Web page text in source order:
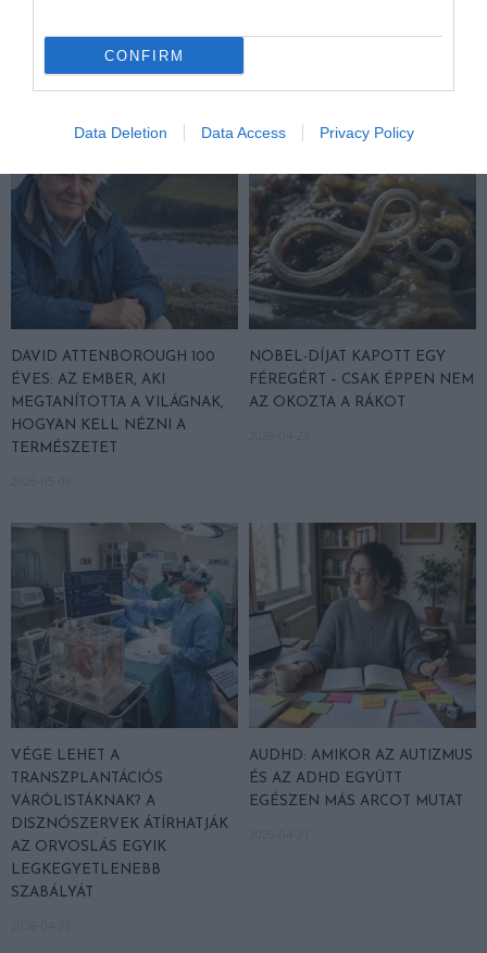
CONFIRM
Data Deletion Data Access Privacy Policy
DAVID ATTENBOROUGH 100
ÉVES: AZ EMBER, AKI
MEGTANÍTOTTA A VILÁGNAK,
HOGYAN KELL NÉZNI A
TERMÉSZETET
NOBEL-DÍJAT KAPOTT EGY
FÉREGÉRT – CSAK ÉPPEN NEM
AZ OKOZTA A RÁKOT
VÉGE LEHET A
TRANSZPLANTÁCIÓS
VÁRÓLISTÁKNAK? A
DISZNÓSZERVEK ÁTÍRHATJÁK
AZ ORVOSLÁS EGYIK
LEGKEGYETLENEBB
SZABÁLYÁT
AUDHD: AMIKOR AZ AUTIZMUS
ÉS AZ ADHD EGYÜTT
EGÉSZEN MÁS ARCOT MUTAT